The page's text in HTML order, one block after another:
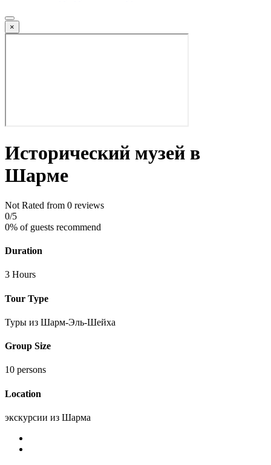
×
Исторический музей в
Шарме
Not Rated from 0 reviews
0/5
0% of guests recommend
Duration
3 Hours
Tour Type
Туры из Шарм-Эль-Шейха
Group Size
10 persons
Location
экскурсии из Шарма